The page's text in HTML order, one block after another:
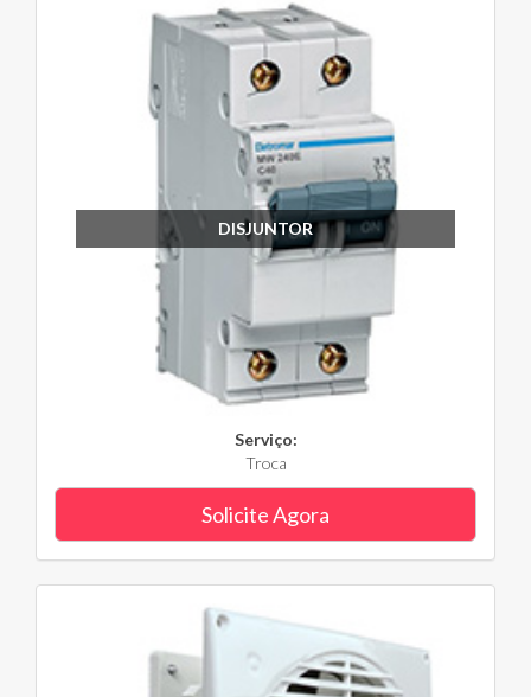
DISJUNTOR
Serviço:
Troca
Solicite Agora